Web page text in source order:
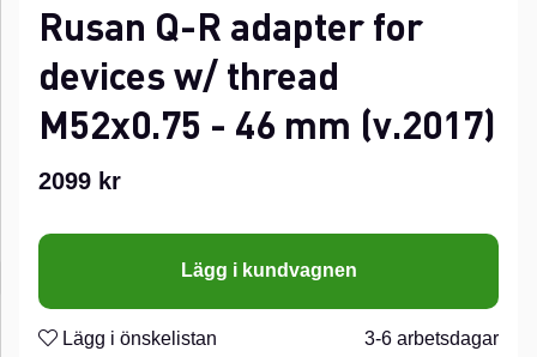
Rusan Q-R adapter for
devices w/ thread
M52x0.75 - 46 mm (v.2017)
2099 kr
Lägg i kundvagnen
Lägg i önskelistan 3-6 arbetsdagar